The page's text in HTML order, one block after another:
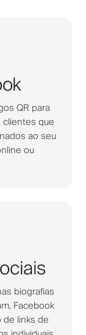
QR para
que
ao seu
ou
biografias
Facebook
de links de